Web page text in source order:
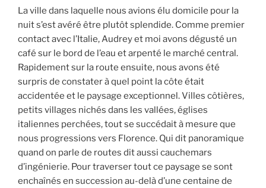
La ville dans laquelle nous avions élu domicile pour la
nuit s’est avéré être plutôt splendide. Comme premier
contact avec l’Italie, Audrey et moi avons dégusté un
café sur le bord de l’eau et arpenté le marché central.
Rapidement sur la route ensuite, nous avons été
surpris de constater à quel point la côte était
accidentée et le paysage exceptionnel. Villes côtières,
petits villages nichés dans les vallées, églises
italiennes perchées, tout se succédait à mesure que
nous progressions vers Florence. Qui dit panoramique
quand on parle de routes dit aussi cauchemars
d’ingénierie. Pour traverser tout ce paysage se sont
enchaînés en succession au-delà d’une centaine de